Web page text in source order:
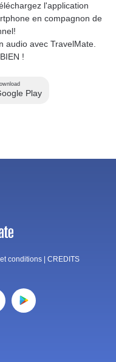
l'application
en compagnon de
audio avec TravelMate.
!
Play
conditions CREDITS